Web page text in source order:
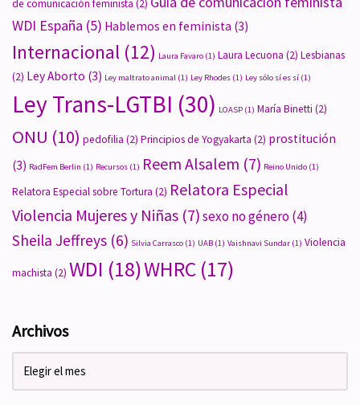
de comunicación feminista (2)
WDI España (5) Hablemos en feminista (3)
Internacional (12) Laura Favaro (1) Laura Lecuona (2) Lesbianas
(2) Ley Aborto (3) Ley maltrato animal (1) Ley Rhodes (1) Ley sólo sí es sí (1)
Ley Trans-LGTBI (30) LOASP (1) María Binetti (2)
ONU (10) pedofilia (2) Principios de Yogyakarta (2) prostitución
(3) RadFem Berlin (1) Recursos (1) Reem Alsalem (7) Reino Unido (1)
Relatora Especial sobre Tortura (2) Relatora Especial
Violencia Mujeres y Niñas (7)sexo no género(4)
Sheila Jeffreys (6) Silvia Carrasco (1) UAB (1) Vaishnavi Sundar (1) Violencia
machista (2) WDI (18)WHRC (17)
Archivos